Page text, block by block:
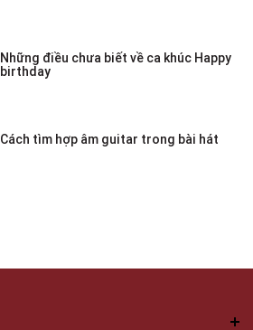
Những điều chưa biết về ca khúc Happy
birthday
Cách tìm hợp âm guitar trong bài hát